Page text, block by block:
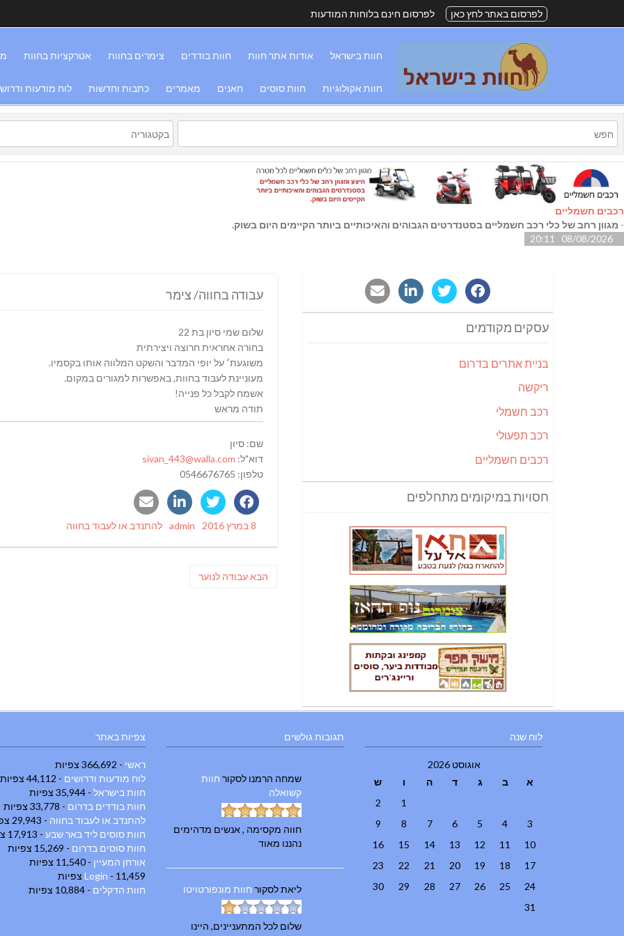
לפרסום באתר לחץ כאן לפרסום חינם בלוחות המודעות
חוות בישראל אודות אתר חוות חוות בודדים צימרים בחוות אטרקציות בחוות
חוות אקולוגיות חוות סוסים חאנים מאמרים כתבות וחדשות לוח מודעות
רכבים חשמליים
- מגוון רחב של כלי רכב חשמליים בסטנדרטים הגבוהים והאיכותיים ביותר הקיימים היום בשוק.
08/08/2026 20:11
עבודה בחווה/ צימר
שלום שמי סיון בת 22
בחורה אחראית חרוצה ויצירתית
משוגעת׳ על יופי המדבר והשקט המלווה אותו בקסמיו.
מעוניינת לעבוד בחוות, באפשרות למגורים במקום.
אשמח לקבל כל פנייה!
תודה מראש
שם: סיון
דוא"ל: sivan_443@walla.com
טלפון: 0546676765
Posted
8 במרץ 2016 Author
admin
Categories
להתנדב או לעבוד בחווה
הבאפוסט
עבודה לנוער
עסקים מקודמים
בניית אתרים בדרום
ריקשה
רכב חשמלי
רכב תפעולי
רכבים חשמליים
חסויות במיקומים מתחלפים
צפיות באתר
ראשי - 366,692 צפיות
לוח מודעות ודרושים - 44,112 צפיות
חוות בישראל - 35,944 צפיות
חוות בודדים בדרום - 33,778 צפיות
להתנדב או לעבוד בחווה - 29,943 צפיות
חוות סוסים ליד באר שבע - 17,913 צפיות
חוות סוסים בדרום - 15,269 צפיות
אורחן המעיין - 11,540 צפיות
Login - 11,459 צפיות
חוות הדקלים - 10,884 צפיות
תגובות גולשים
שמחה הרמנו לסקור חוות
קשואלה
חווה מקסימה , אנשים מדהימים
נהננו מאוד
ליאתלסקור חוות מונפורטויטו
שלום לכל המתעניינים, היינו
לוח שנה
אוגוסט 2026
א
ב ג ד ה ו
ש
1
2
3
4
5
6
7
8
9
10
11
12
13
14
15
16
17
18
19
20
21
22
23
24
25
26
27
28
29
30
31